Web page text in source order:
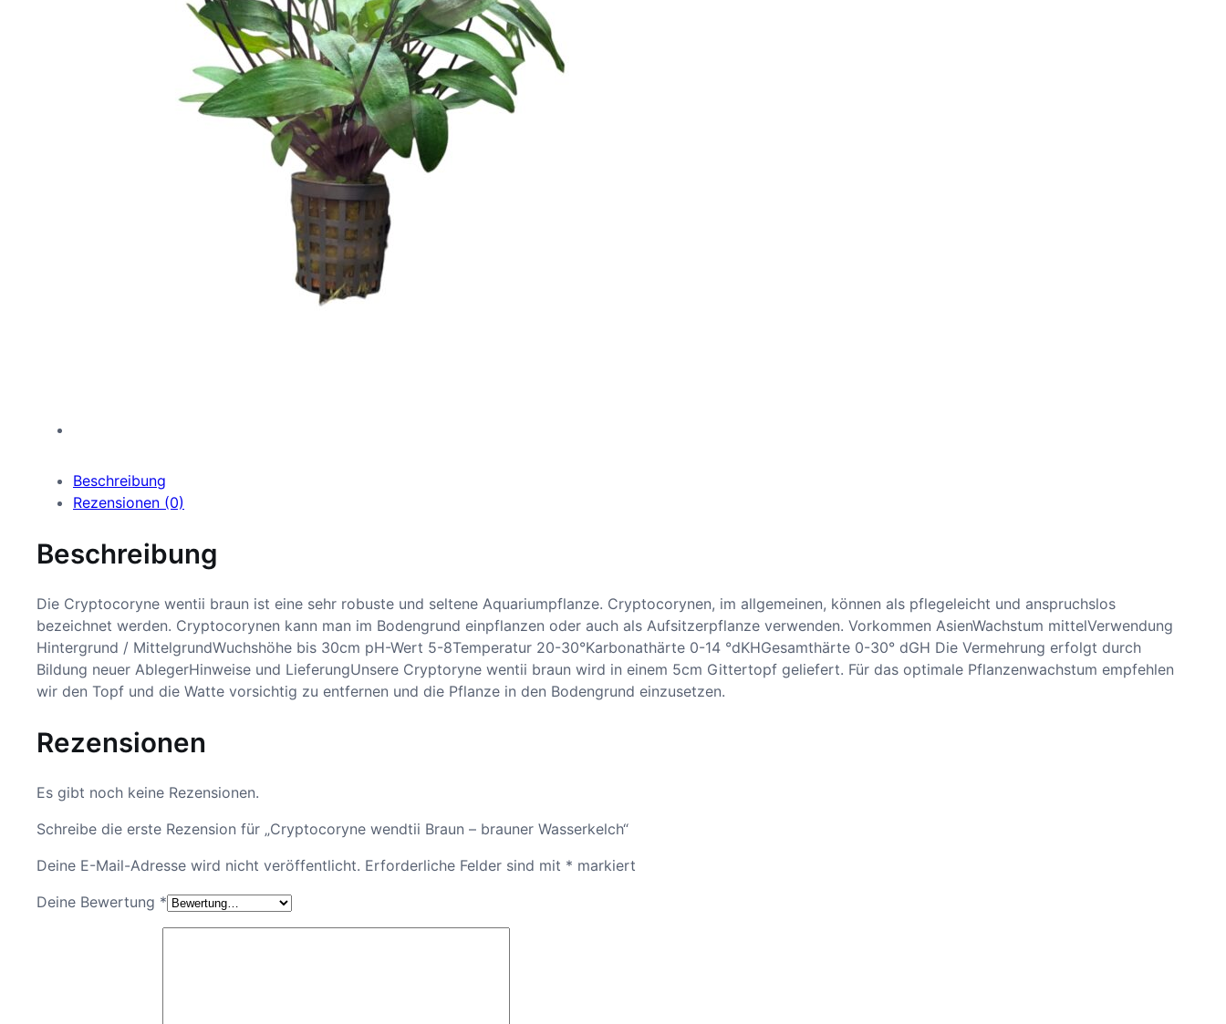
Beschreibung
Rezensionen (0)
Beschreibung
Die Cryptocoryne wentii braun ist eine sehr robuste und seltene Aquariumpflanze. Cryptocorynen, im allgemeinen, können als pflegeleicht und anspruchslos
bezeichnet werden. Cryptocorynen kann man im Bodengrund einpflanzen oder auch als Aufsitzerpflanze verwenden. Vorkommen AsienWachstum mittelVerwendung
Hintergrund / MittelgrundWuchshöhe bis 30cm pH-Wert 5-8Temperatur 20-30°Karbonathärte 0-14 °dKHGesamthärte 0-30° dGH Die Vermehrung erfolgt durch
Bildung neuer AblegerHinweise und LieferungUnsere Cryptoryne wentii braun wird in einem 5cm Gittertopf geliefert. Für das optimale Pflanzenwachstum empfehlen
wir den Topf und die Watte vorsichtig zu entfernen und die Pflanze in den Bodengrund einzusetzen.
Rezensionen
Es gibt noch keine Rezensionen.
Schreibe die erste Rezension für „Cryptocoryne wendtii Braun – brauner Wasserkelch“
Deine E-Mail-Adresse wird nicht veröffentlicht. Erforderliche Felder sind mit * markiert
Deine Bewertung *